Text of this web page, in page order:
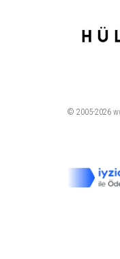
© 2005-2026